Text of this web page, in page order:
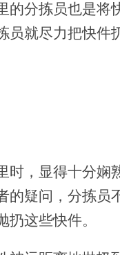
的分拣员也是将
员就尽力把快件
，显得十分娴
的疑问，分拣员
这些快件。